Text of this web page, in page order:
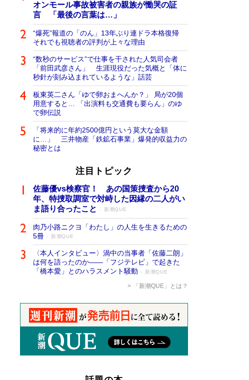
オンモール事故被害者の親族が慟哭の証
言 「最後の言葉は…」
“爆死”報道の「のん」13年ぶり連ドラ本格復帰
それでも視聴者の評判が上々な理由
“数秒のサービス”で仕事を干された人気司会者
「前田武彦さん」 生涯現役だった気概と「体に
秒針が刻み込まれているような」話芸
板東英二さん「ゆで卵おまへんか？」 局が20個
用意すると… 「出演料も交通費も要らん」のゆ
で卵伝説
「将来的に年約2500億円という莫大な金額
に…」 三井物産「鉄鉱石事業」爆発的収益力の
秘密とは
注目トピック
佐藤優vs検察官！ あの国策捜査から20
年、特捜取調室で対峙した因縁の二人がい
ま語り合ったこと
新潮QUE
肉乃小路ニクヨ「わたし」の人生を生きるための
5冊
新潮QUE
〈本人インタビュー〉渦中の当事者「佐藤二朗」
は何を語ったのか――「フジテレビ」で起きた
「橋本愛」とのハラスメント騒動
新潮QUE
「新潮QUE」とは？